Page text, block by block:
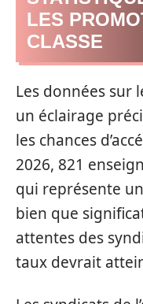
LES
CLASSE
Les données sur
un éclairage
les chances
2026, 821
qui représente
bien que
attentes des
taux devrait